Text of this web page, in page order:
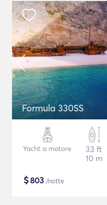
Formula 330SS
Yacht a motore
33 ft
10 m
$803 /notte